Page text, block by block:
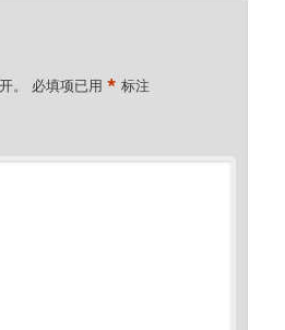
。 必填项已用* 标注